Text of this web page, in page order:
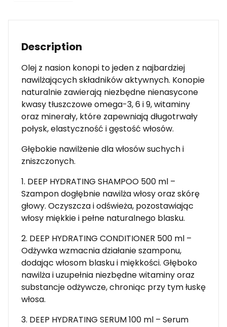
Description
Olej z nasion konopi to jeden z najbardziej
nawilżających składników aktywnych. Konopie
naturalnie zawierają niezbędne nienasycone
kwasy tłuszczowe omega-3, 6 i 9, witaminy
oraz minerały, które zapewniają długotrwały
połysk, elastyczność i gęstość włosów.
Głębokie nawilżenie dla włosów suchych i
zniszczonych.
1. DEEP HYDRATING SHAMPOO 500 ml –
Szampon dogłębnie nawilża włosy oraz skórę
głowy. Oczyszcza i odświeża, pozostawiając
włosy miękkie i pełne naturalnego blasku.
2. DEEP HYDRATING CONDITIONER 500 ml –
Odżywka wzmacnia działanie szamponu,
dodając włosom blasku i miękkości. Głęboko
nawilża i uzupełnia niezbędne witaminy oraz
substancje odżywcze, chroniąc przy tym łuskę
włosa.
3. DEEP HYDRATING SERUM 100 ml – Serum